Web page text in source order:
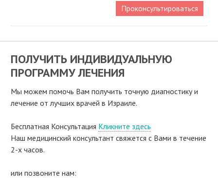
Проконсультироваться
ПОЛУЧИТЬ ИНДИВИДУАЛЬНУЮ
ПРОГРАММУ ЛЕЧЕНИЯ
Мы можем помочь Вам получить точную диагностику и
лечение от лучших врачей в Израиле.
Бесплатная Консультация Кликните здесь
Наш медицинский консультант свяжeтся с Вами в течение
2-х часов.
или позвоните нам: